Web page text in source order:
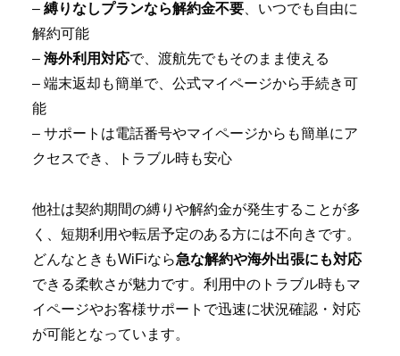
– 縛りなしプランなら解約金不要 、いつでも自由に
解約可能
– 海外利用対応で、渡航先でもそのまま使える
– 端末返却も簡単で、公式マイページから手続き可
能
– サポートは電話番号やマイページからも簡単にア
クセスでき、トラブル時も安心
他社は契約期間の縛りや解約金が発生することが多
く、短期利用や転居予定のある方には不向きです。
どんなときもWiFiなら急な解約や海外出張にも対応
できる柔軟さが魅力です。利用中のトラブル時もマ
イページやお客様サポートで迅速に状況確認・対応
が可能となっています。